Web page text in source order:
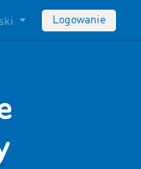
Logowanie